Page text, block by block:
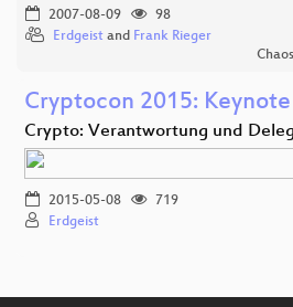
2007-08-09
98
Erdgeist and Frank Rieger
Cryptocon 2015: Keynote
Crypto: Verantwortung und
2015-05-08
719
Erdgeist